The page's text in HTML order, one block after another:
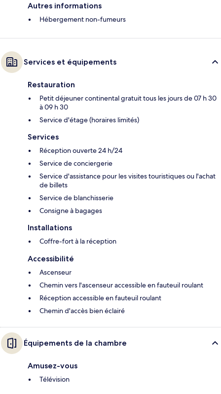
Autres informations
Hébergement non-fumeurs
Services et équipements
Restauration
Petit déjeuner continental gratuit tous les jours de 07 h 30
à 09 h 30
Service d'étage (horaires limités)
Services
Réception ouverte 24 h/24
Service de conciergerie
Service d'assistance pour les visites touristiques ou l'achat
de billets
Service de blanchisserie
Consigne à bagages
Installations
Coffre-fort à la réception
Accessibilité
Ascenseur
Chemin vers l'ascenseur accessible en fauteuil roulant
Réception accessible en fauteuil roulant
Chemin d'accès bien éclairé
Équipements de la chambre
Amusez-vous
Télévision